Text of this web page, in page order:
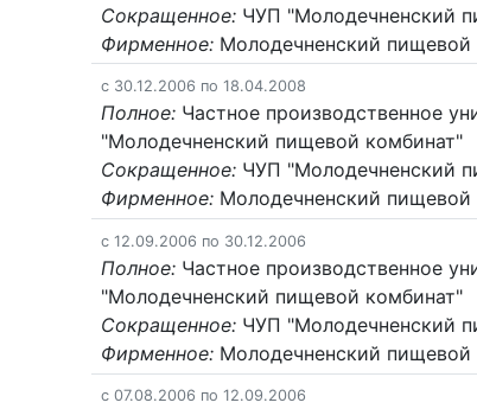
Сокращенное: ЧУП "Молодечненский
Фирменное: Молодечненский пищевой
c 30.12.2006 по 18.04.2008
Полное: Частное производственное
"Молодечненский пищевой комбинат"
Сокращенное: ЧУП "Молодечненский
Фирменное: Молодечненский пищевой
c 12.09.2006 по 30.12.2006
Полное: Частное производственное
"Молодечненский пищевой комбинат"
Сокращенное: ЧУП "Молодечненский
Фирменное: Молодечненский пищевой
c 07.08.2006 по 12.09.2006